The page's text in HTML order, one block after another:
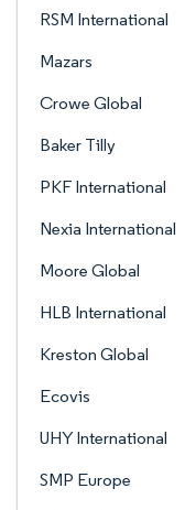
RSM International
Mazars
Crowe Global
Baker Tilly
PKF International
Nexia International
Moore Global
HLB International
Kreston Global
Ecovis
UHY International
SMP Europe